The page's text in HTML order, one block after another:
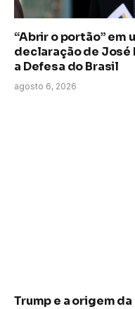
“Abrir o portão” em
declaração de José
a Defesa do Brasil
agosto 6, 2026
Trump e a origem